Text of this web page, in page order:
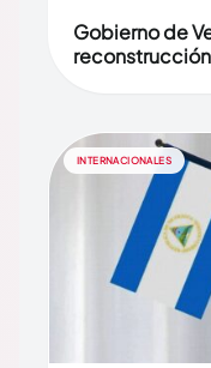
Gobierno de
INTERNACIONALES